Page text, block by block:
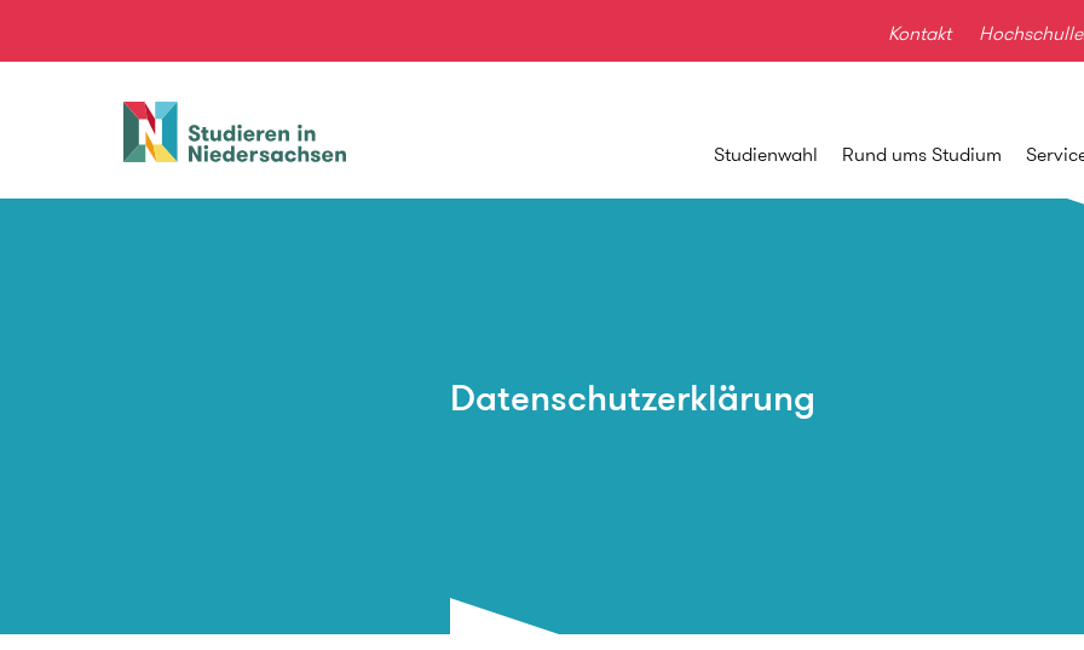
Kontakt
Studieren
in
Studienwahl Rund ums Studium
Datenschutzerklärung